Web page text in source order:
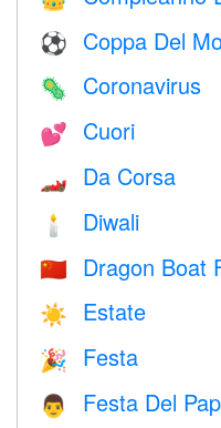
⚽ Coppa Del
🦠 Coronavirus
💕 Cuori
🏎 Da Corsa
🕯 Diwali
🇨🇳 Dragon Boat
☀️ Estate
🎉 Festa
👨 Festa Del